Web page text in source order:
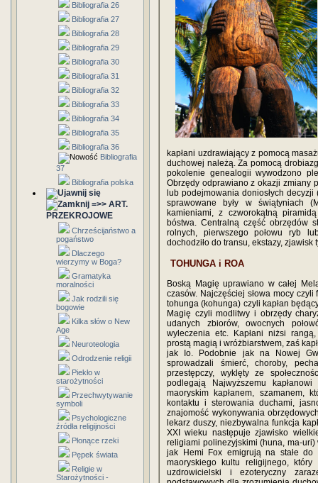
Bibliografia 26
Bibliografia 27
Bibliografia 28
Bibliografia 29
Bibliografia 30
Bibliografia 31
Bibliografia 32
Bibliografia 33
Bibliografia 34
Bibliografia 35
Bibliografia 36
Bibliografia
37
Bibliografia polska
=>> ART.
PRZEKROJOWE
Chrześcijaństwo a
pogaństwo
Dlaczego
wierzymy w Boga?
Gramatyka
moralności
Jak rodzili się
bogowie
Kilka słów o New
Age
Neuroteologia
Odrodzenie religii
Piekło w
starożytności
Przechwytywanie
symboli
Psychologiczne
źródła religijności
Płonące rzeki
Pępek świata
Religie w
Starożytności -
kapłani uzdrawiający z pomocą
duchowej należą. Za pomocą
pokolenie genealogii wywodzono
Obrzędy odprawiano z okazji zmiany
lub podejmowania doniosłych
sprawowane były w świątyniach
kamieniami, z czworokątną
bóstwa. Centralną część obrzędów
rolnych, pierwszego połowu ryb
dochodziło do transu, ekstazy,
TOHUNGA i ROA
Boską Magię uprawiano w całej
czasów. Najczęściej słowa mocy czyli
tohunga (kohunga) czyli kapłan
Magię czyli modlitwy i obrzędy
udanych zbiorów, owocnych
wyleczenia etc. Kapłani niżsi
prostą magią i wróżbiarstwem, zaś
jak Io. Podobnie jak na Nowej
sprowadzali śmierć, choroby,
przestępczy, wyklęty ze
podlegają Najwyższemu
maoryskim kapłanem, szamanem,
kontaktu i sterowania duchami,
znajomość wykonywania
lekarz duszy, niezbywalna funkcja
XXI wieku następuje zjawisko
religiami polinezyjskimi (huna, ma-uri)
jak Hemi Fox emigrują na stałe do
maoryskiego kultu religijnego,
uzdrowicielski i ezoteryczny